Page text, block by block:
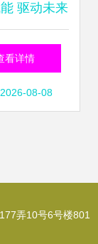
驱动未来
术咨询服务
关村论坛
看详情
08-08
弄10号6号楼801